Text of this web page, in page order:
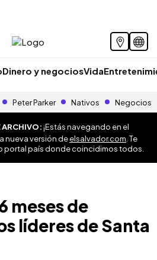
Dinero y negociosVida
Peter Parker Nativos Negocios
ARCHIVO:¡Estás navegando en el
nueva versión deelsalvador.com . Te
portal país donde coincidimos todos.
meses de
líderes de Santa